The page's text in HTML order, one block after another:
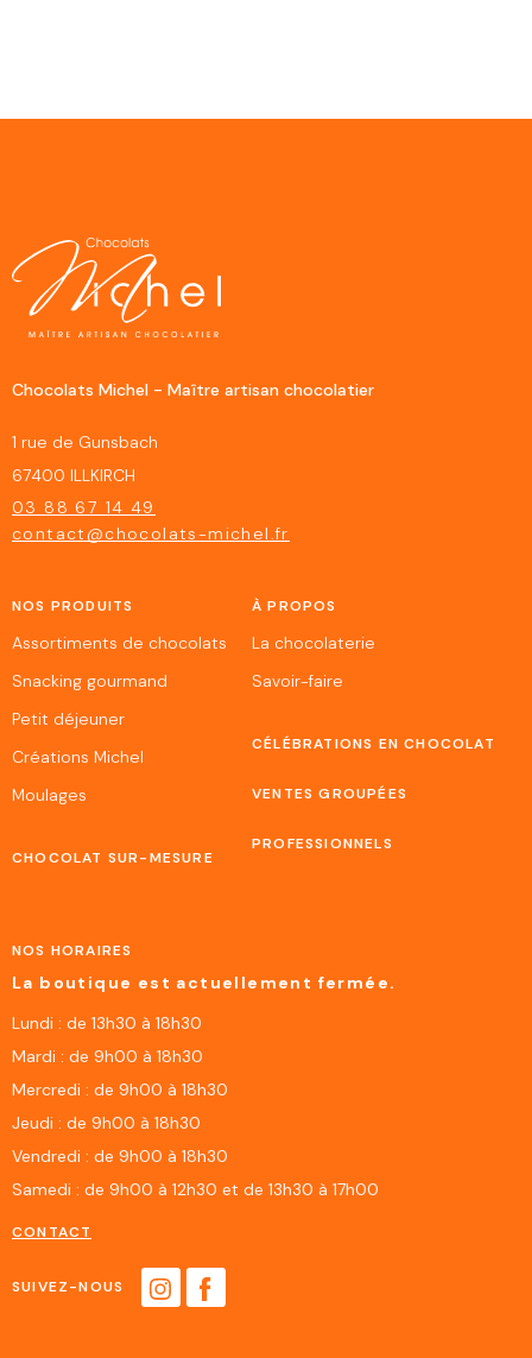
Chocolats Michel - Maître artisan chocolatier
1 rue de Gunsbach
67400 ILLKIRCH
03 88 67 14 49
contact@chocolats-michel.fr
NOS PRODUITS
Assortiments de chocolats
Snacking gourmand
Petit déjeuner
Créations Michel
Moulages
CHOCOLAT SUR-MESURE
À PROPOS
La chocolaterie
Savoir-faire
CÉLÉBRATIONS EN CHOCOLAT
VENTES GROUPÉES
PROFESSIONNELS
NOS HORAIRES
La boutique est actuellement fermée.
Lundi : de 13h30 à 18h30
Mardi : de 9h00 à 18h30
Mercredi : de 9h00 à 18h30
Jeudi : de 9h00 à 18h30
Vendredi : de 9h00 à 18h30
Samedi : de 9h00 à 12h30 et de 13h30 à 17h00
CONTACT
SUIVEZ-NOUS